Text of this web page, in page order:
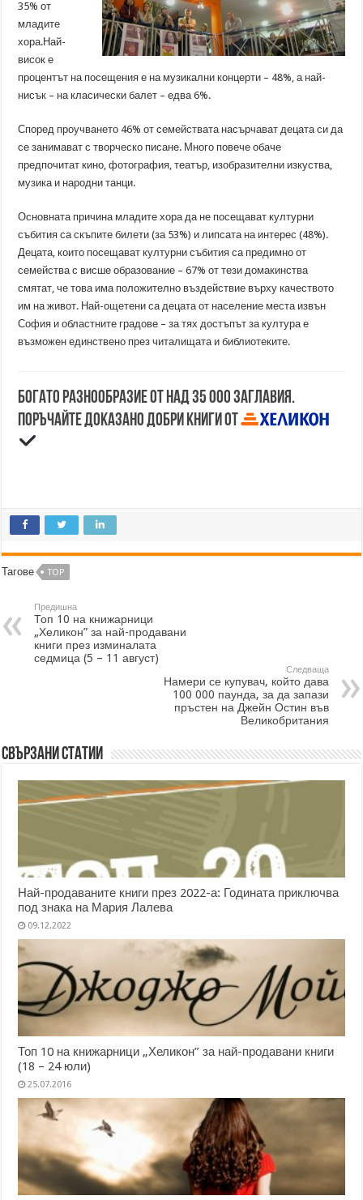
35% от
младите
хора.Най-
висок е
процентът на посещения е на музикални концерти – 48%, а най-
нисък – на класически балет – едва 6%.
Според проучването 46% от семействата насърчават децата си да
се занимават с творческо писане. Много повече обаче
предпочитат кино, фотография, театър, изобразителни изкуства,
музика и народни танци.
Основната причина младите хора да не посещават културни
събития са скъпите билети (за 53%) и липсата на интерес (48%).
Децата, които посещават културни събития са предимно от
семейства с висше образование – 67% от тези домакинства
смятат, че това има положително въздействие върху качеството
им на живот. Най-ощетени са децата от население места извън
София и областните градове – за тях достъпът за култура е
възможен единствено през читалищата и библиотеките.
Богато разнообразие от над 35 000 заглавия.
Поръчайте доказано добри книги от
Тагове TOP
Предишна
Топ 10 на книжарници
„Хеликон” за най-продавани
книги през изминалата
седмица (5 – 11 август)
Следваща
Намери се купувач, който дава
100 000 паунда, за да запази
пръстен на Джейн Остин във
Великобритания
Свързани статии
Най-продаваните книги през 2022-а: Годината приключва
под знака на Мария Лалева
09.12.2022
Топ 10 на книжарници „Хеликон” за най-продавани книги
(18 – 24 юли)
25.07.2016